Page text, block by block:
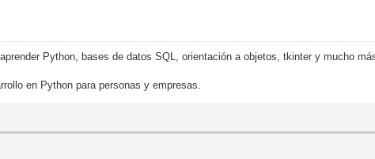
Python, bases de datos SQL, orientación a objetos, tkinter y mucho
en Python para personas y empresas.